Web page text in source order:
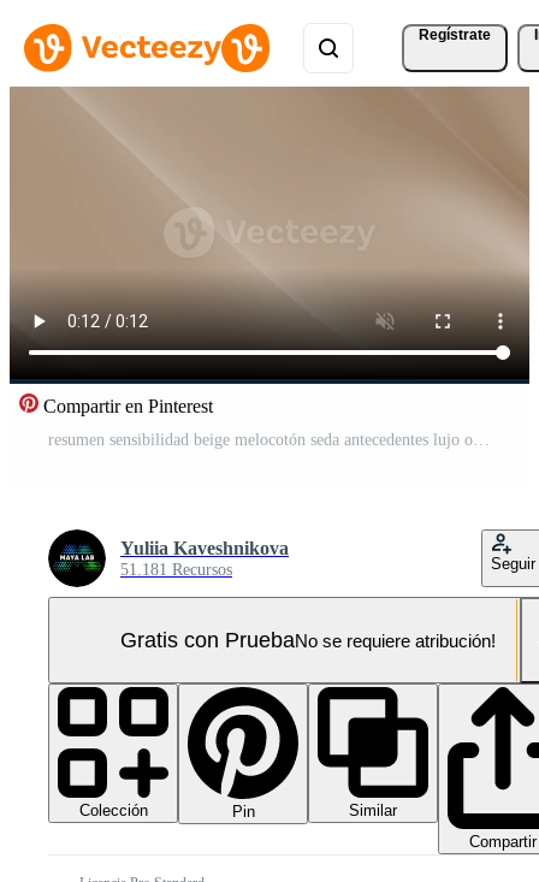
Regístrate
Compartir en Pinterest
resumen sensibilidad beige melocotón seda antecedentes lujo ola paño satín pastel color tela. oro Leche líquido ola chapoteo, ondulado fluido textura. revoloteando material. 3d animación movimiento diseño fondo de pantalla Vídeo Pro
Yuliia Kaveshnikova
51.181 Recursos Seguir
Gratis con PruebaNo se requiere atribución!
Colección Pin
Similar
Compartir